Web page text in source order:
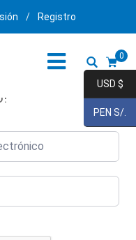
/ Registro
0
USD $
PEN S/.